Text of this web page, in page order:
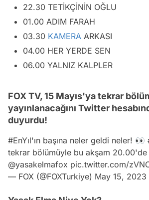
22.30 TETİKÇİNİN OĞLU
01.00 ADIM FARAH
03.30 KAMERA ARKASI
04.00 HER YERDE SEN
06.00 YALNIZ KALPLER
FOX TV, 15 Mayıs'ya tekrar
yayınlanacağını Twitter
duyurdu!
#EnYıl'ın başına neler geldi neler! 👀
tekrar bölümüyle bu akşam 20.00'de
@yasakelmafox pic.twitter.com/
— FOX (@FOXTurkiye) May 15, 2023